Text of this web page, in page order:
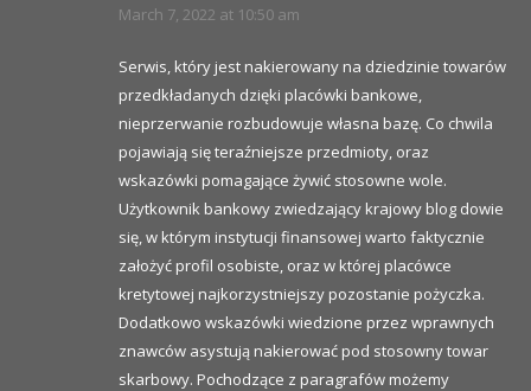
March 7, 2022 at 10:50 am
Serwis, który jest nakierowany na dziedzinie towarów
przedkładanych dzięki placówki bankowe,
nieprzerwanie rozbudowuje własna bazę. Co chwila
pojawiają się teraźniejsze przedmioty, oraz
wskazówki pomagające żywić stosowne wole.
Użytkownik bankowy zwiedzający krajowy blog dowie
się, w którym instytucji finansowej warto faktycznie
założyć profil osobiste, oraz w której placówce
kretytowej najkorzystniejszy pozostanie pożyczka.
Dodatkowo wskazówki wiedzione przez wprawnych
znawców asystują nakierować pod stosowny towar
skarbowy. Pochodzące z paragrafów możemy